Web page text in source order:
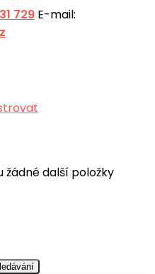
729 E-mail:
žádné další položky